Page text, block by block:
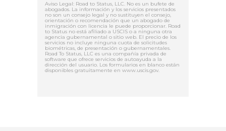
Aviso Legal: Road to Status, LLC. No es un bufete de
abogados. La información y los servicios presentados
no son un consejo legal y no sustituyen el consejo,
orientación o recomendación que un abogado de
inmigración con licencia le puede proporcionar. Road
to Status no está afiliado a USCIS o a ninguna otra
agencia gubernamental o sitio web. El precio de los
servicios no incluye ninguna cuota de solicitudes
biométricas, de presentación o gubernamentales.
Road To Status, LLC es una compañía privada de
software que ofrece servicios de autoayuda a la
dirección del usuario. Los formularios en blanco están
disponibles gratuitamente en www.uscis.gov.